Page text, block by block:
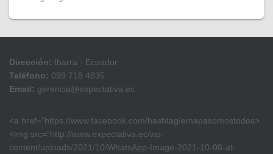
Dirección: Ibarra - Ecuador
Teléfono: 099 718 4835
Email: gerencia@expectativa.ec
<a href=”https://www.facebook.com/hashtag/emapasomostodos>
<img src=”http://www.expectativa.ec/wp-
content/uploads/2021/10/WhatsApp-Image-2021-10-08-at-